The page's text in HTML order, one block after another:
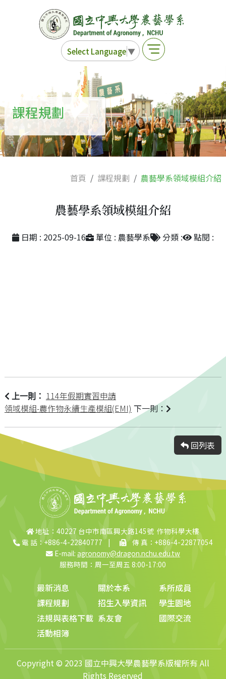
Select Language▼
課程規劃
首頁 課程規劃 農藝學系領域模組介紹
農藝學系領域模組介紹
日期 : 2025-09-16 單位 : 農藝學系 分類 : 點閱 :
上一則：
114年假期實習申請
領域模組-農作物永續生產模組(EMI) 下一則：
回列表
地址：40227 台中市南區興大路145號 作物科學大樓
電 話：+886-4-22840777 |
傳 真：+886-4-22877054
E-mail: agronomy@dragon.nchu.edu.tw
服務時間：周一至周五 8:00-17:00
最新消息 關於本系
系所成員
課程規劃
招生入學資訊
學生園地
法規與表格下載 系友會
國際交流
活動相簿
Copyright © 2023 國立中興大學農藝學系版權所有 All
Rights Reserved